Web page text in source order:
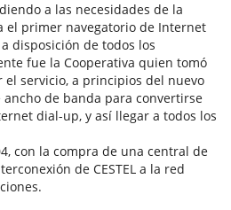
a las necesidades de la
el primer navegatorio de Internet
disposición de todos los
fue la Cooperativa quien tomó
servicio, a principios del nuevo
de banda para convertirse
dial-up, y así llegar a todos los
con la compra de una central de
de CESTEL a la red